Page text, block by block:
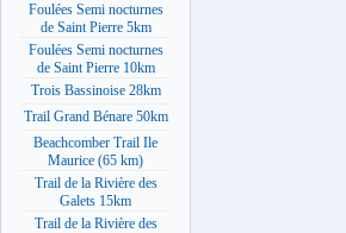
Foulées Semi nocturnes
de Saint Pierre 5km
Foulées Semi nocturnes
de Saint Pierre 10km
Trois Bassinoise 28km
Trail Grand Bénare 50km
Beachcomber Trail Ile
Maurice (65 km)
Trail de la Rivière des
Galets 15km
Trail de la Rivière des